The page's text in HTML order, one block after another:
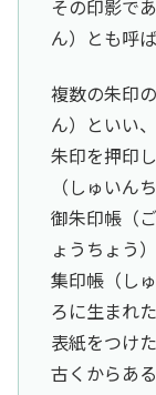
その印影で
ん）とも呼ば
複数の朱印
ん）といい、
朱印を押印
（しゅいん
御朱印帳（
ょうちょう）
集印帳（し
ろに生まれ
表紙をつけ
古くからあ